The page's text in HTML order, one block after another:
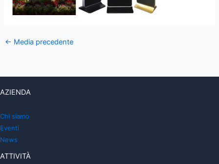
← Media precedente
AZIENDA
Chi siamo
Eventi
News
ATTIVITÀ